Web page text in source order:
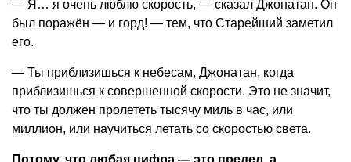
— Я… я очень люблю скорость, — сказал Джонатан. Он
был поражён — и горд! — тем, что Старейший заметил
его.
— Ты приблизишься к небесам, Джонатан, когда
приблизишься к совершенной скорости. Это не значит,
что ты должен пролететь тысячу миль в час, или
миллион, или научиться летать со скоростью света.
Потому, что любая цифра — это предел, а